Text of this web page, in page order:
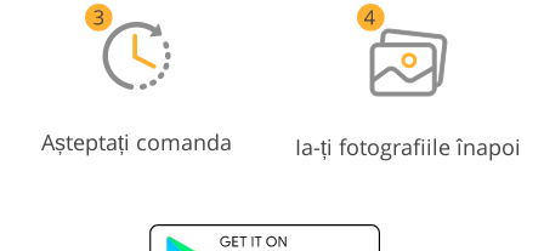
Așteptați comanda Ia-ți fotografiile înapoi